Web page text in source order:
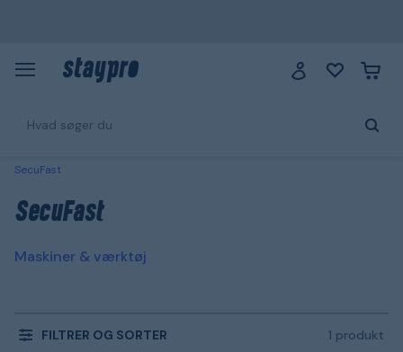
SecuFast
SecuFast
Maskiner & værktøj
FILTRER OG SORTER 1 produkt